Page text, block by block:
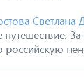
Светлана
путешествие.
российскую